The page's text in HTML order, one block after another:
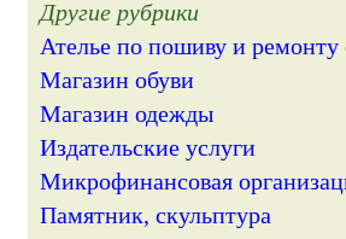
Другие рубрики
Ателье по пошиву и
Магазин обуви
Магазин одежды
Издательские услуги
Микрофинансовая
Памятник, скульптура